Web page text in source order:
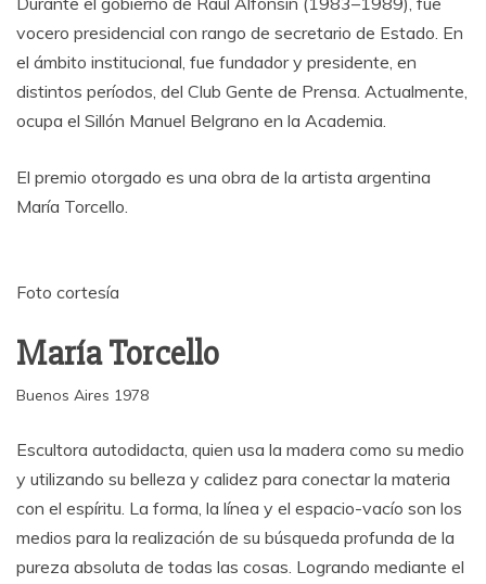
vocero presidencial con rango de secretario de Estado. En
el ámbito institucional, fue fundador y presidente, en
distintos períodos, del Club Gente de Prensa. Actualmente,
ocupa el Sillón Manuel Belgrano en la Academia.
El premio otorgado es una obra de la artista argentina
María Torcello.
Foto cortesía
María Torcello
Buenos Aires 1978
Escultora autodidacta, quien usa la madera como su medio
y utilizando su belleza y calidez para conectar la materia
con el espíritu. La forma, la línea y el espacio-vacío son los
medios para la realización de su búsqueda profunda de la
pureza absoluta de todas las cosas. Logrando mediante el